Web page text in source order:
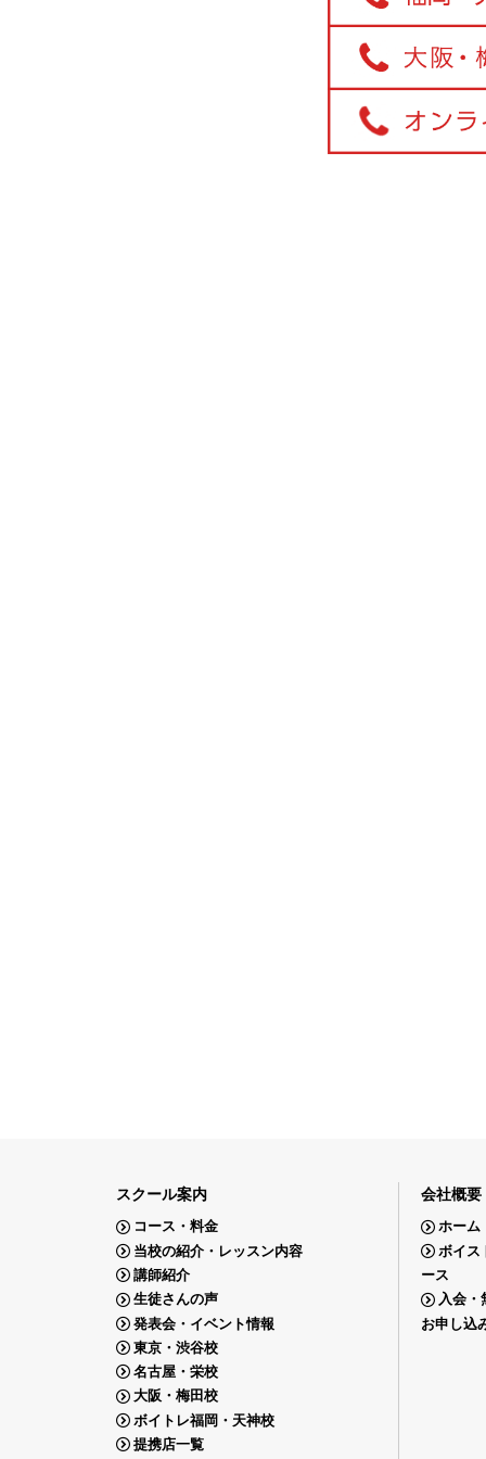
スクール案内
コース・料金
当校の紹介・レッスン内容
講師紹介
生徒さんの声
発表会・イベント情報
東京・渋谷校
名古屋・栄校
大阪・梅田校
ボイトレ福岡・天神校
提携店一覧
会社概要
ホーム
ボイス
ース
入会・
お申し込